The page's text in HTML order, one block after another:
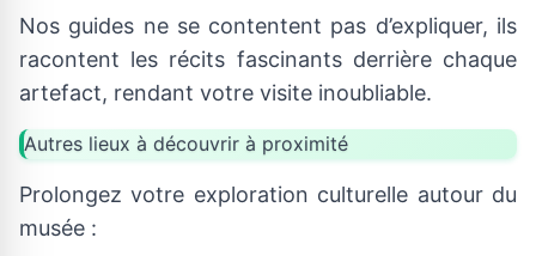
Nos guides ne se contentent pas d’expliquer, ils
racontent les récits fascinants derrière chaque
artefact, rendant votre visite inoubliable.
Autres lieux à découvrir à proximité
Prolongez votre exploration culturelle autour du
musée :